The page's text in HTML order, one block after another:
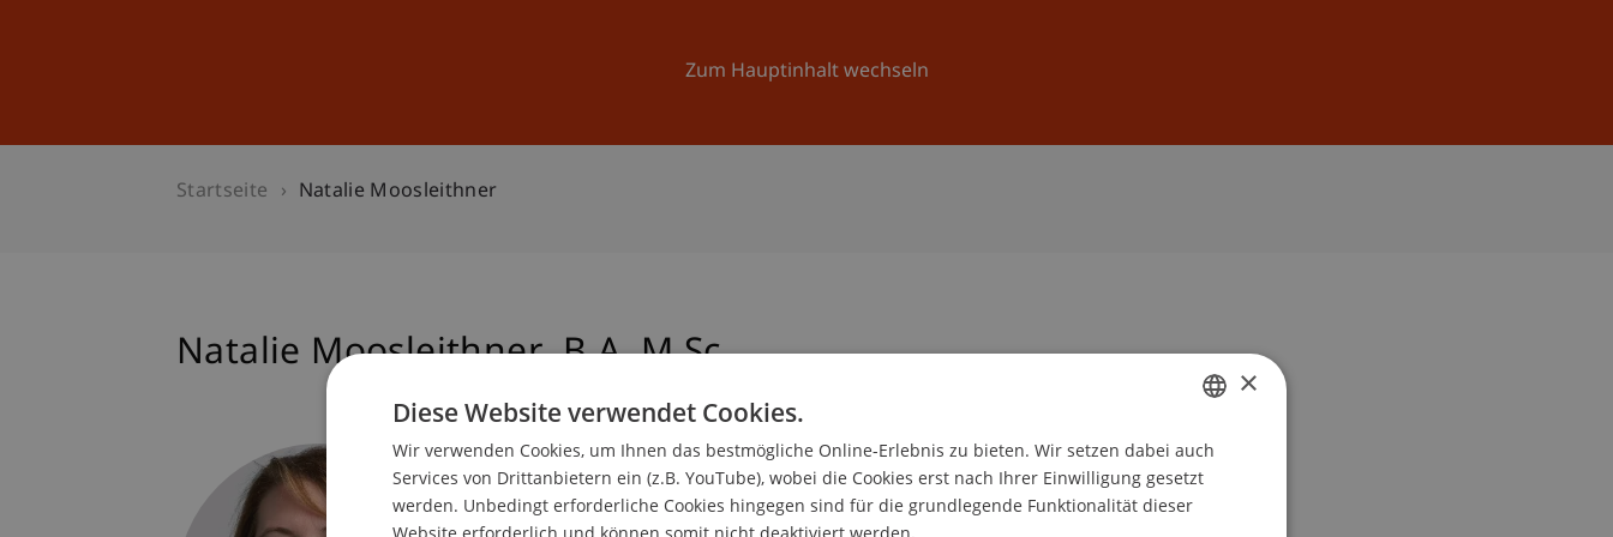
Zum Hauptinhalt wechseln
Universität Aktuelles
Startseite Natalie Moosleithner
Natalie Moosleithner B.A. M.Sc.
Assistentin
Dekanat Liechtenstein Business School
GERMAN
ENGLISH
×
Diese Website verwendet Cookies.
Wir verwenden Cookies, um Ihnen das bestmögliche Online-Erlebnis zu bieten. Wir setzen dabei auch
Services von Drittanbietern ein (z.B. YouTube), wobei die Cookies erst nach Ihrer Einwilligung gesetzt
werden. Unbedingt erforderliche Cookies hingegen sind für die grundlegende Funktionalität dieser
Website erforderlich und können somit nicht deaktiviert werden.